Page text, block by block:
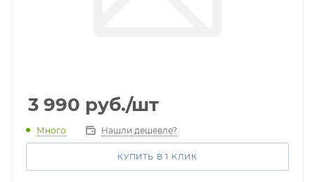
3 990 руб./шт
Много Нашли дешевле?
КУПИТЬ В 1 КЛИК